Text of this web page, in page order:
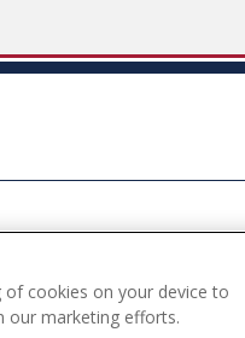
of cookies on your device to
our marketing efforts.